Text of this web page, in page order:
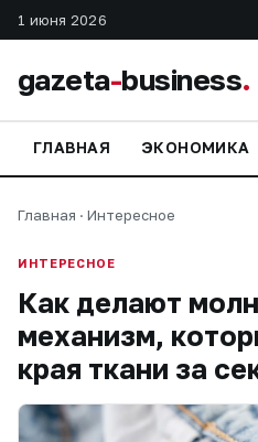
1 июня 2026
gazeta-business.
ГЛАВНАЯ ЭКОНОМИКА
Главная · Интересное
ИНТЕРЕСНОЕ
Как делают
механизм,
края ткани за